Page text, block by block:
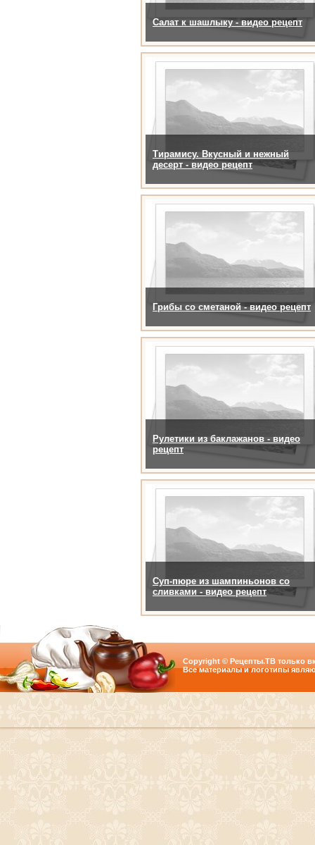
Салат к шашлыку - видео рецепт
Тирамису. Вкусный и нежный
десерт - видео рецепт
Грибы со сметаной - видео рецепт
Рулетики из баклажанов - видео
рецепт
Суп-пюре из шампиньонов со
сливками - видео рецепт
Copyright © Рецепты.ТВ только
Все материалы и логотипы